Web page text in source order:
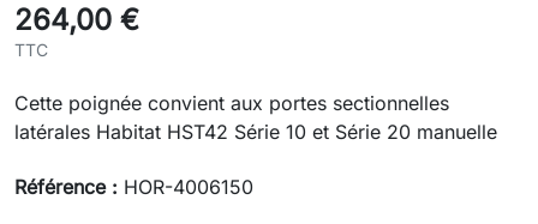
264,00 €
TTC
Cette poignée convient aux portes sectionnelles
latérales Habitat HST42 Série 10 et Série 20 manuelle
Référence : HOR-4006150